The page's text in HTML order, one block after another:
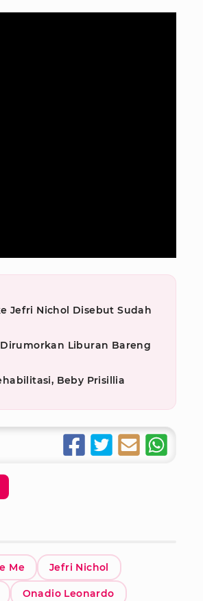
Jefri Nichol Disebut Sudah
Liburan Bareng
Beby Prisillia
Me Jefri Nichol
Onadio Leonardo